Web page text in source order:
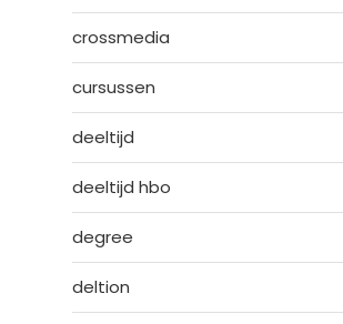
crossmedia
cursussen
deeltijd
deeltijd hbo
degree
deltion